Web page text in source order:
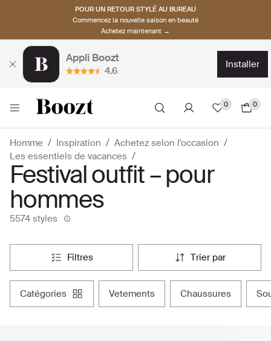
POUR UN RETOUR STYLÉ AU BUREAU
Commencez la nouvelle saison en beauté
Achetez maintenant →
Appli Boozt
4.6
installer
0 0
Homme Inspiration
Achetez selon l'occasion
Les essentiels de vacances
Festival outfit – pour
hommes
5574 styles
filtres trier par
catégories vetements chaussures